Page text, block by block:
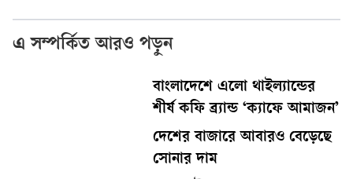
এ সম্পর্কিত আরও পড়ুন
বাংলাদেশে এলো থাইল্যান্ডের
শীর্ষ কফি ব্র্যান্ড ‘ক্যাফে আমাজন’
দেশের বাজারে আবারও বেড়েছে
সোনার দাম